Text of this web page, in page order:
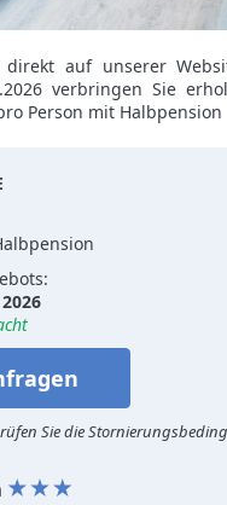
direkt auf unserer
verbringen Sie
Person mit Halbpension
Sie die